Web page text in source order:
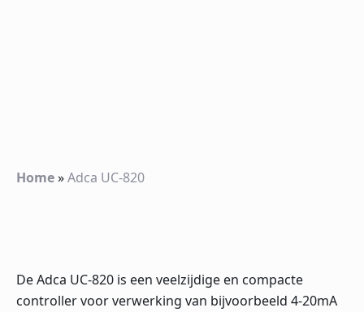
Home»Adca UC-820
De Adca UC-820 is een veelzijdige en compacte
controller voor verwerking van bijvoorbeeld 4-20mA